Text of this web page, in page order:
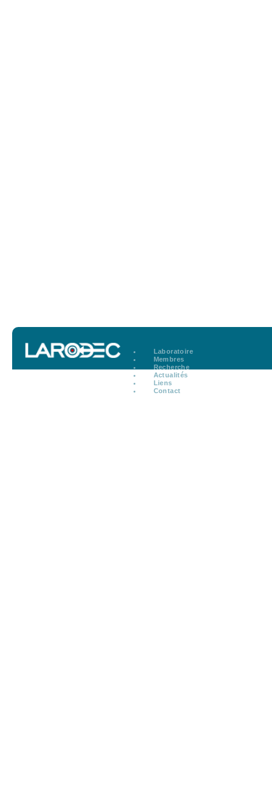
Laboratoire
Membres
Recherche
Actualités
Liens
Contact